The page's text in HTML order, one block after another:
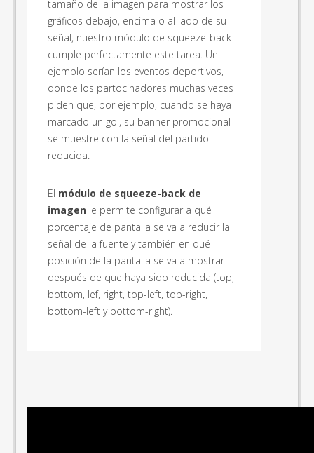
tamaño de la imagen para mostrar los
gráficos debajo, encima o al lado de su
señal, nuestro módulo de squeeze-back
cumple perfectamente este tarea. Un
ejemplo serían los eventos deportivos,
donde los partocinadores muchas veces
piden que, por ejemplo, cuando se haya
marcado un gol, su banner promocional
se muestre con la señal del partido
reducida.
El módulo de squeeze-back de
imagen le permite configurar a qué
porcentaje de pantalla se va a reducir la
señal de la fuente y también en qué
posición de la pantalla se va a mostrar
después de que haya sido reducida (top,
bottom, lef, right, top-left, top-right,
bottom-left y bottom-right).